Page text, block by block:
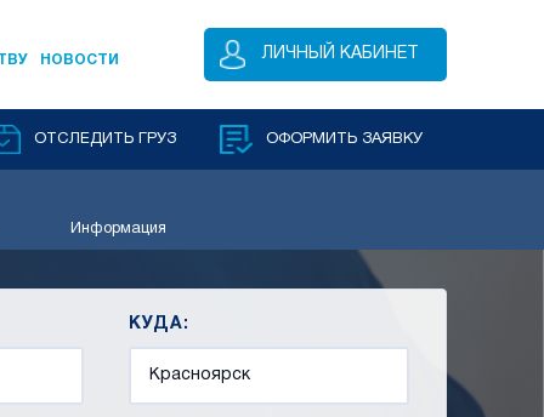
НОВОСТИ ЛИЧНЫЙ КАБИНЕТ
ОТСЛЕДИТЬ ГРУЗ ОФОРМИТЬ ЗАЯВКУ
Информация
КУДА: